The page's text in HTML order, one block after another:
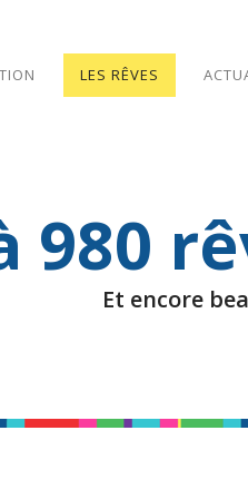
LES RÊVES
980
Et encore